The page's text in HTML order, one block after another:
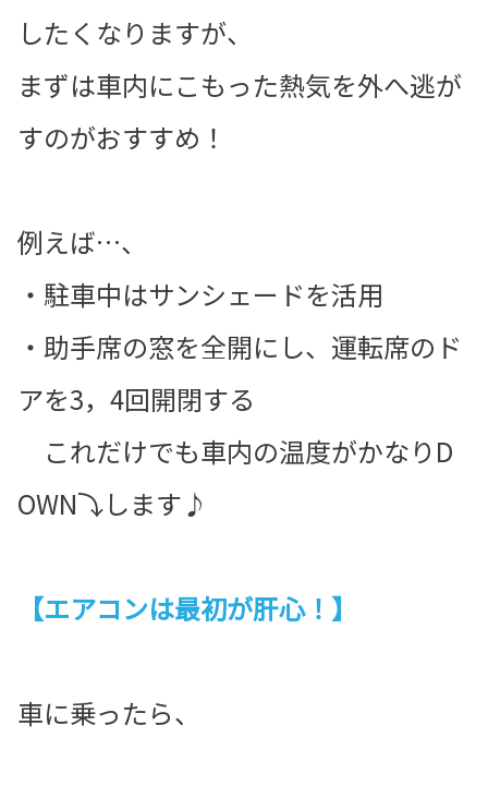
したくなりますが、
まずは車内にこもった熱気を外へ逃が
すのがおすすめ！
例えば…、
・駐車中はサンシェードを活用
・助手席の窓を全開にし、運転席のド
アを3，4回開閉する
これだけでも車内の温度がかなりD
OWN⤵します♪
【エアコンは最初が肝心！】
車に乗ったら、